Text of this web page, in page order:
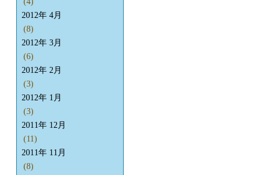
2012年 4月
(8)
2012年 3月
(6)
2012年 2月
(3)
2012年 1月
(3)
2011年 12月
(11)
2011年 11月
(8)